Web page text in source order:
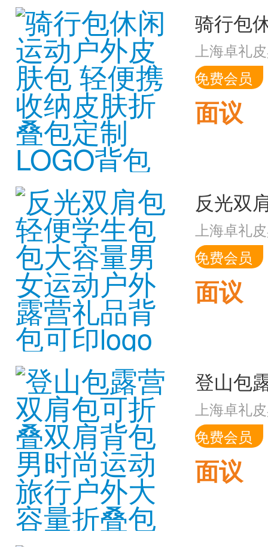
上海卓礼
免费会员
面议
上海卓礼
免费会员
面议
上海卓礼
免费会员
面议